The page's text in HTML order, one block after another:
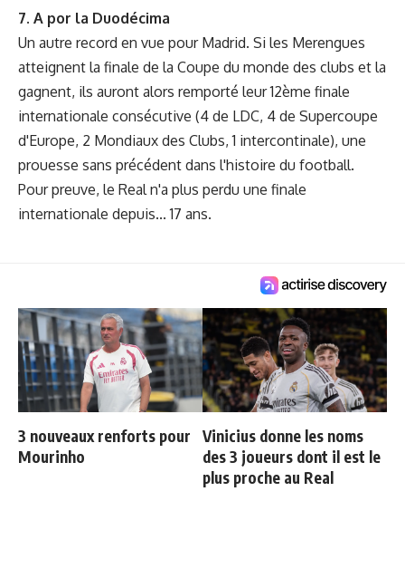
7. A por la Duodécima
Un autre record en vue pour Madrid. Si les Merengues
atteignent la finale de la Coupe du monde des clubs et la
gagnent, ils auront alors remporté leur 12ème finale
internationale consécutive (4 de LDC, 4 de Supercoupe
d'Europe, 2 Mondiaux des Clubs, 1 intercontinale), une
prouesse sans précédent dans l'histoire du football.
Pour preuve, le Real n'a plus perdu une finale
internationale depuis... 17 ans.
3 nouveaux renforts pour
Mourinho
Vinicius donne les noms
des 3 joueurs dont il est le
plus proche au Real